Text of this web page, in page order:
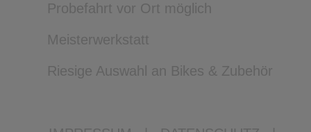
Probefahrt vor Ort möglich
Meisterwerkstatt
Riesige Auswahl an Bikes & Zubehör